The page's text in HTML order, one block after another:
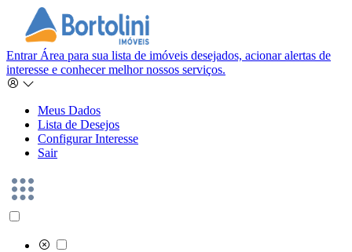
Entrar Área para sua lista de imóveis desejados, acionar alertas de
interesse e conhecer melhor nossos serviços.
Meus Dados
Lista de Desejos
Configurar Interesse
Sair